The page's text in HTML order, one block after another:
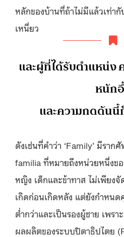
หลักของบ้านที่ถ้าไม่มีแล้วเท่า
เหนี่ยว
และผู้ที่ได้รับตำแหน่ง
หนัก
และความกดดันนี้
ดังเช่นที่คำว่า ‘Family’ มีรา
familia ที่หมายถึงหน่วยหนึ่งข
หญิง เด็กและข้าทาส ไม่เพียง
เกิดก่อนเกิดหลัง แต่ยังกำหน
ต่ำกว่าและเป็นรองผู้ชาย เพร
ผลผลิตของระบบปิตาธิปไตย